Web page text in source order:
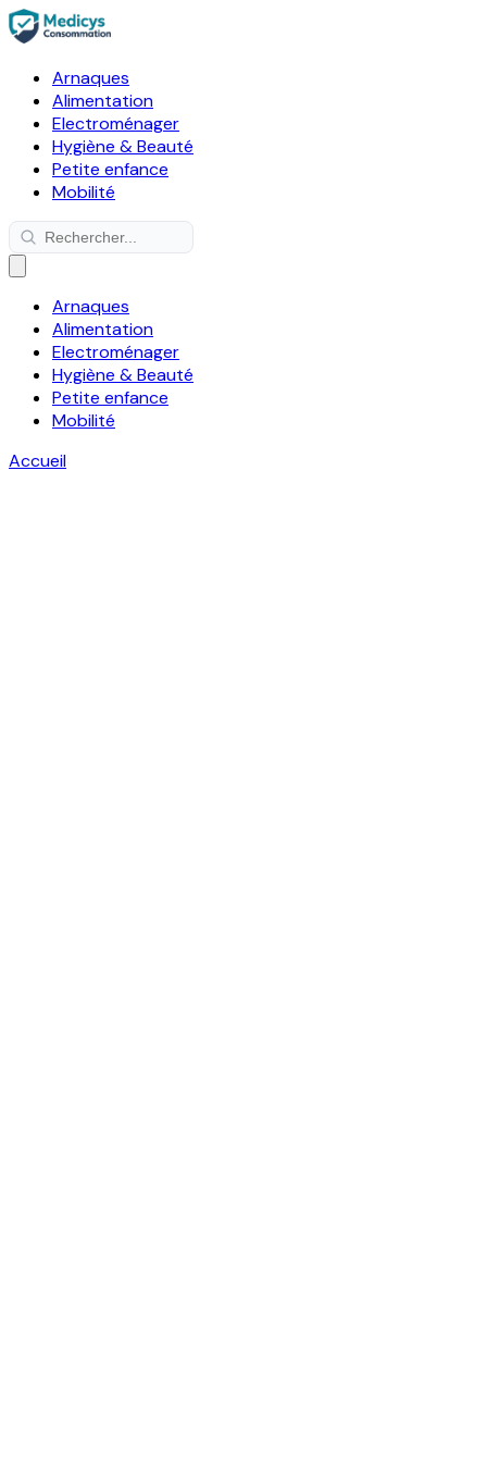
Arnaques
Alimentation
Electroménager
Hygiène & Beauté
Petite enfance
Mobilité
Arnaques
Alimentation
Electroménager
Hygiène & Beauté
Petite enfance
Mobilité
Accueil